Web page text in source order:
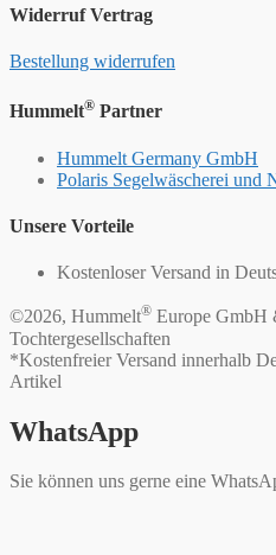
Widerruf Vertrag
Bestellung widerrufen
Hummelt® Partner
Hummelt Germany GmbH
Polaris Segelwäscherei und
Unsere Vorteile
Kostenloser Versand in
©2026, Hummelt® Europe GmbH
Tochtergesellschaften
*Kostenfreier Versand innerhalb
Artikel
WhatsApp
Sie können uns gerne eine